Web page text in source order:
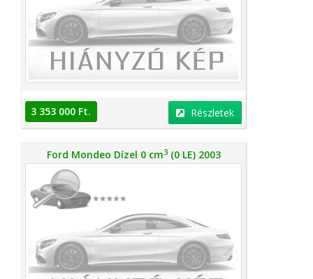
3 353 000 Ft. Részletek
Ford Mondeo Dízel 0 cm3(0 LE) 2003